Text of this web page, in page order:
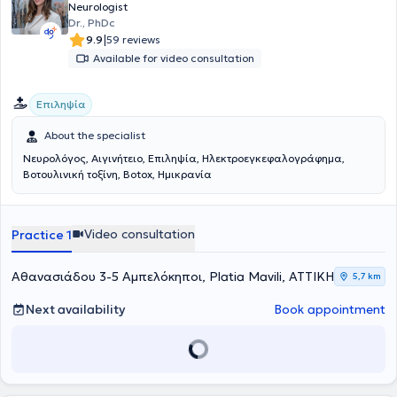
Neurologist
Dr., PhDc
9.9|59 reviews
Available for video consultation
Επιληψία
About the specialist
Νευρολόγος, Αιγινήτειο, Επιληψία, Ηλεκτροεγκεφαλογράφημα,
Bοτουλινική τοξίνη, Botox, Ημικρανία
Practice 1 Video consultation
Αθανασιάδου 3-5 Αμπελόκηποι, Platia Mavili, ΑΤΤΙΚΗ 5,7 km
Next availability Book appointment